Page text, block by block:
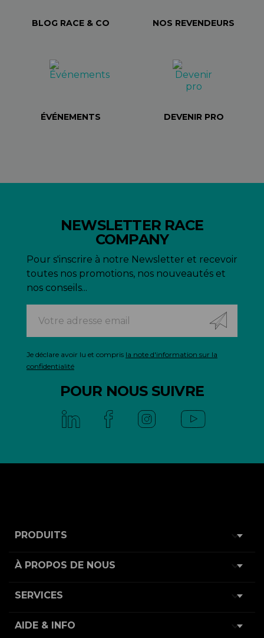
BLOG RACE & CO NOS REVENDEURS
ÉVÉNEMENTS DEVENIR PRO
NEWSLETTER RACE
COMPANY
Pour s'inscrire à notre Newsletter et recevoir
toutes nos promotions, nos nouveautés et
nos conseils...
Je déclare avoir lu et compris la note d'information sur la
confidentialité
POUR NOUS SUIVRE
PRODUITS 
À PROPOS DE NOUS 
SERVICES 
AIDE & INFO 